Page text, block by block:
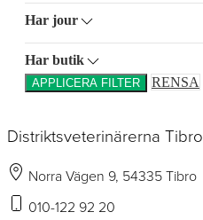
Har jour
Har butik
APPLICERA FILTER RENSA
Distriktsveterinärerna Tibro
Norra Vägen 9, 54335 Tibro
010-122 92 20